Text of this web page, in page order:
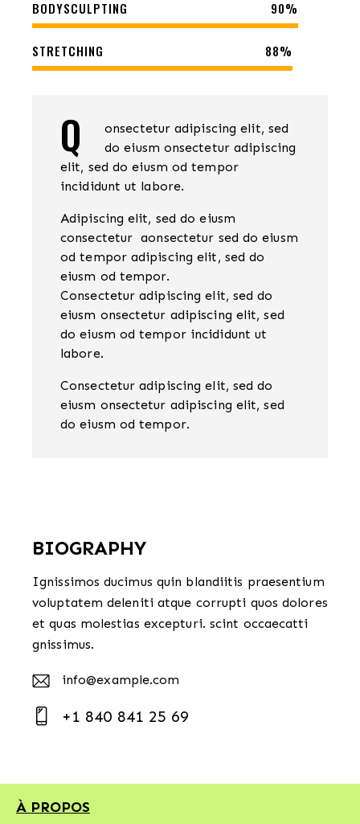
BODYSCULPTING 90%
STRETCHING 88%
Q
onsectetur adipiscing elit, sed
do eiusm onsectetur adipiscing
elit, sed do eiusm od tempor
incididunt ut labore.
Adipiscing elit, sed do eiusm
consectetur aonsectetur sed do eiusm
od tempor adipiscing elit, sed do
eiusm od tempor.
Consectetur adipiscing elit, sed do
eiusm onsectetur adipiscing elit, sed
do eiusm od tempor incididunt ut
labore.
Consectetur adipiscing elit, sed do
eiusm onsectetur adipiscing elit, sed
do eiusm od tempor.
BIOGRAPHY
Ignissimos ducimus quin blandiitis praesentium
voluptatem deleniti atque corrupti quos dolores
et quas molestias excepturi. scint occaecatti
gnissimus.
E-
m
info@example.com
e:
+1 840 841 25 69
À PROPOS